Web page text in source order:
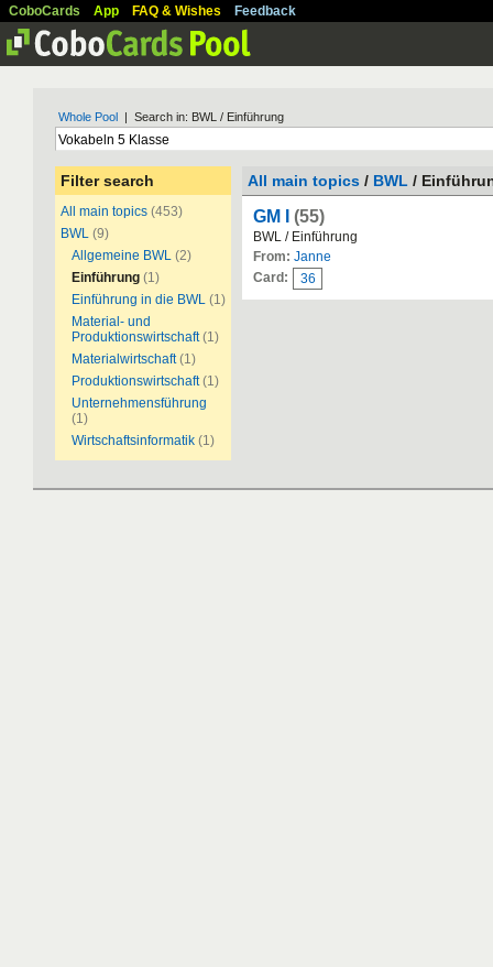
CoboCards App FAQ & Wishes Feedback
Whole Pool | Search in: BWL / Einführung
Filter search
All main topics (453)
BWL (9)
Allgemeine BWL (2)
Einführung (1)
Einführung in die BWL (1)
Material- und
Produktionswirtschaft (1)
Materialwirtschaft (1)
Produktionswirtschaft (1)
Unternehmensführung
(1)
Wirtschaftsinformatik (1)
All main topics / BWL /
GM I (55)
BWL / Einführung
From: Janne
Card:
36